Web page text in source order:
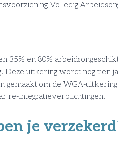
Volledig
35% en 80%
Deze uitkering wordt nog tien
gemaakt om de WGA-
re-integratieverplichtingen.
je